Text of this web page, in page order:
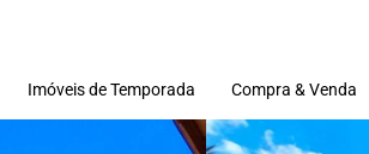
Imóveis de Temporada Compra & Venda
Imóveis